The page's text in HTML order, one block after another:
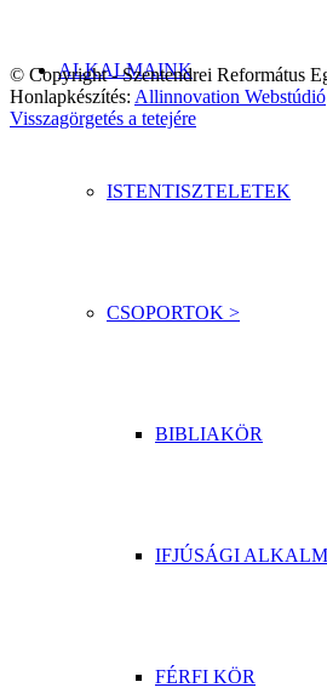
ALKALMAINK
ISTENTISZTELETEK
CSOPORTOK >
BIBLIAKÖR
IFJÚSÁGI
FÉRFI KÖR
© Copyright - Szentendrei Református
Honlapkészítés: Allinnovation Webstúdió
Visszagörgetés a tetejére